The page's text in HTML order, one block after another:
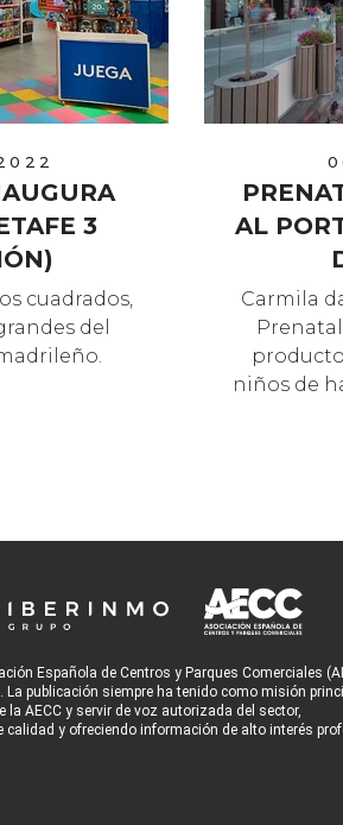
3
cuadrados,
del
AL
Carmila
niños de
Española de Centros y Parques Comerciales
publicación siempre ha tenido como misión
AECC y servir de voz autorizada del sector,
y ofreciendo información de alto interés